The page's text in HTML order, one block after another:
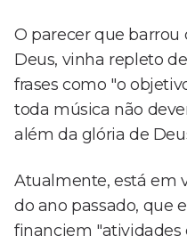
O parecer que barrou
Deus, vinha repleto
frases como "o
toda música não
além da glória de
Atualmente, está em
do ano passado, que
financiem "atividades